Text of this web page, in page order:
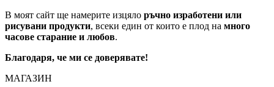
В моят сайт ще намерите изцяло ръчно изработени или
рисувани продукти, всеки един от които е плод на много
часове старание и любов.
Благодаря, че ми се доверявате!
МАГАЗИН